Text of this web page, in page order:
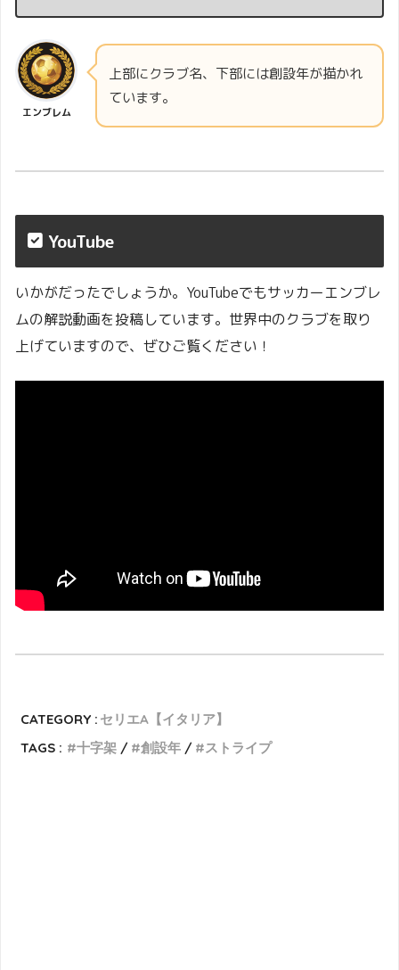
エンブレム
上部にクラブ名、下部には創設年が描かれ
ています。
YouTube
いかがだったでしょうか。YouTubeでもサッカーエンブレ
ムの解説動画を投稿しています。世界中のクラブを取り
上げていますので、ぜひご覧ください！
CATEGORY : セリエA【イタリア】
TAGS :
十字架 創設年 ストライプ